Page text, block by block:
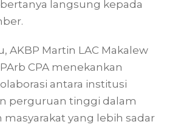
langsung kepada
AKBP Martin LAC Makalew
CPA menekankan
antara institusi
perguruan tinggi dalam
yang lebih sadar